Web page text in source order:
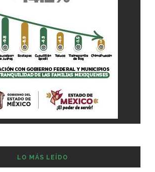
LO MÁS LEÍDO